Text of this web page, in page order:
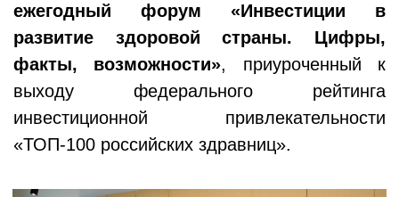
ежегодный форум «Инвестиции в
развитие здоровой страны. Цифры,
факты, возможности», приуроченный к
выходу федерального рейтинга
инвестиционной привлекательности
«ТОП-100 российских здравниц».